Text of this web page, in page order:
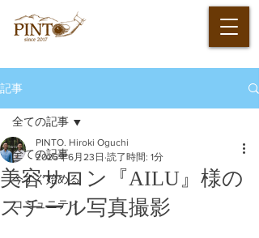
記事
全ての記事
今すぐ始める
コミュニティ
全ての記事
美容サロン『AILU』様の
スチール写真撮影
PINTO. Hiroki Oguchi
2025年6月23日 読了時間: 1分